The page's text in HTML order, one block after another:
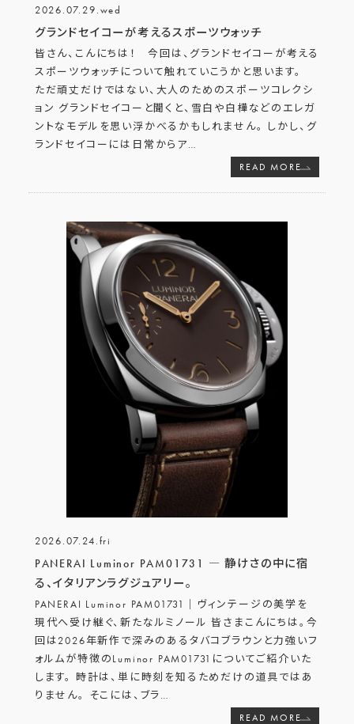
2026.07.29.wed
グランドセイコーが考えるスポーツウォッチ
皆さん、こんにちは！ 今回は、グランドセイコーが考える
スポーツウォッチについて触れていこうかと思います。
ただ頑丈だけではない、大人のためのスポーツコレクシ
ョン グランドセイコーと聞くと、雪白や白樺などのエレガ
ントなモデルを思い浮かべるかもしれません。 しかし、グ
ランドセイコーには日常からア…
READ MORE
2026.07.24.fri
PANERAI Luminor PAM01731 ― 静けさの中に宿
る、イタリアンラグジュアリー。
PANERAI Luminor PAM01731｜ヴィンテージの美学を
現代へ受け継ぐ、新たなルミノール 皆さまこんにちは。今
回は2026年新作で深みのあるタバコブラウンと力強いフ
ォルムが特徴のLuminor PAM01731についてご紹介いた
します。 時計は、単に時刻を知るためだけの道具ではあ
りません。 そこには、ブラ…
READ MORE